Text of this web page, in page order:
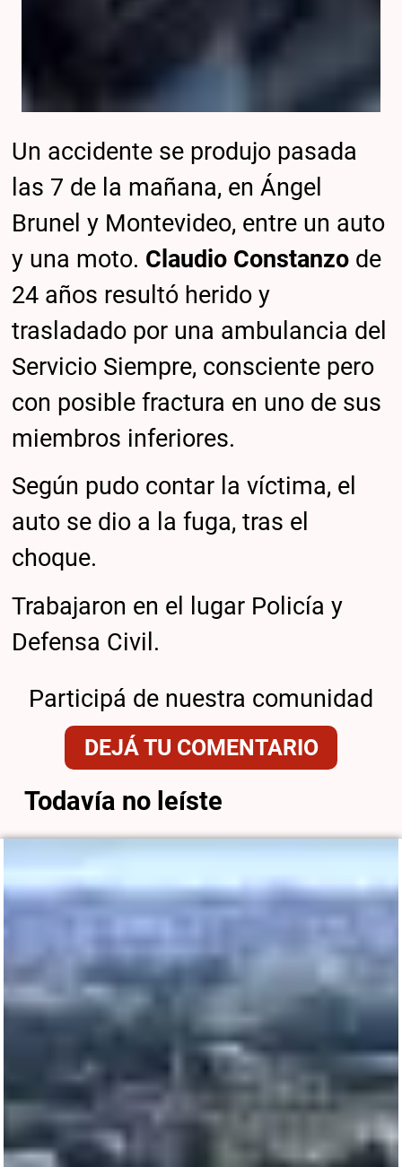
Un accidente se produjo pasada
las 7 de la mañana, en Ángel
Brunel y Montevideo, entre un auto
y una moto. Claudio Constanzo de
24 años resultó herido y
trasladado por una ambulancia del
Servicio Siempre, consciente pero
con posible fractura en uno de sus
miembros inferiores.
Según pudo contar la víctima, el
auto se dio a la fuga, tras el
choque.
Trabajaron en el lugar Policía y
Defensa Civil.
Participá de nuestra comunidad
DEJÁ TU COMENTARIO
Todavía no leíste